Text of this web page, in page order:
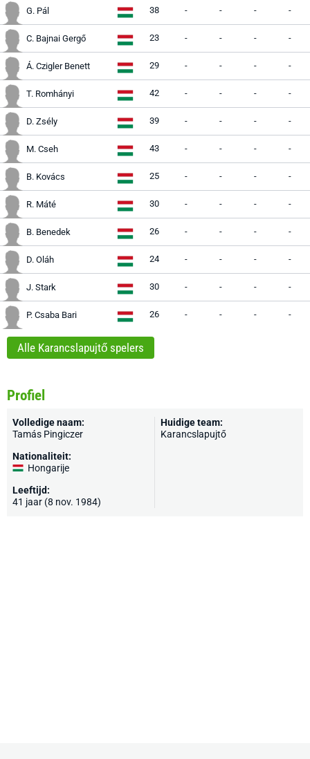
G. Pál 38 - - - -
C. Bajnai Gergő 23 - - - -
Á. Czigler Benett 29 - - - -
T. Romhányi 42 - - - -
D. Zsély 39 - - - -
M. Cseh 43 - - - -
B. Kovács 25 - - - -
R. Máté 30 - - - -
B. Benedek 26 - - - -
D. Oláh 24 - - - -
J. Stark 30 - - - -
P. Csaba Bari 26 - - - -
Alle Karancslapujtő spelers
Profiel
Volledige naam:
Tamás Pingiczer
Nationaliteit:
Hongarije
Leeftijd:
41 jaar (8 nov. 1984)
Huidige team:
Karancslapujtő